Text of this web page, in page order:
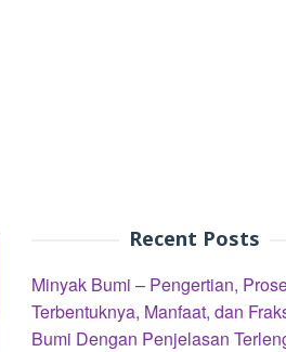
Recent Posts
Minyak Bumi – Pengertian,
Terbentuknya, Manfaat, dan
Bumi Dengan Penjelasan